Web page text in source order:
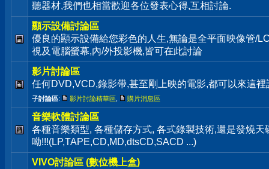
聽器材,我們也相當歡迎各位發表心得,互相討論.
顯示設備討論區
優良的顯示設備給您彩色的人生,無論是全平面映像管/
視及電腦螢幕,內/外投影機,皆可在此討論
影片討論區
任何DVD,VCD,錄影帶,甚至剛上映的電影,都可以來這裡
子討論區: 影片討論精華區 購片消息區
音樂軟體討論區
各種音樂類型, 各種儲存方式, 各式錄製技術,還是發燒
呦!!!(LP,TAPE,CD,MD,dtsCD,SACD ...)
VIVO討論區 (數位機上盒)